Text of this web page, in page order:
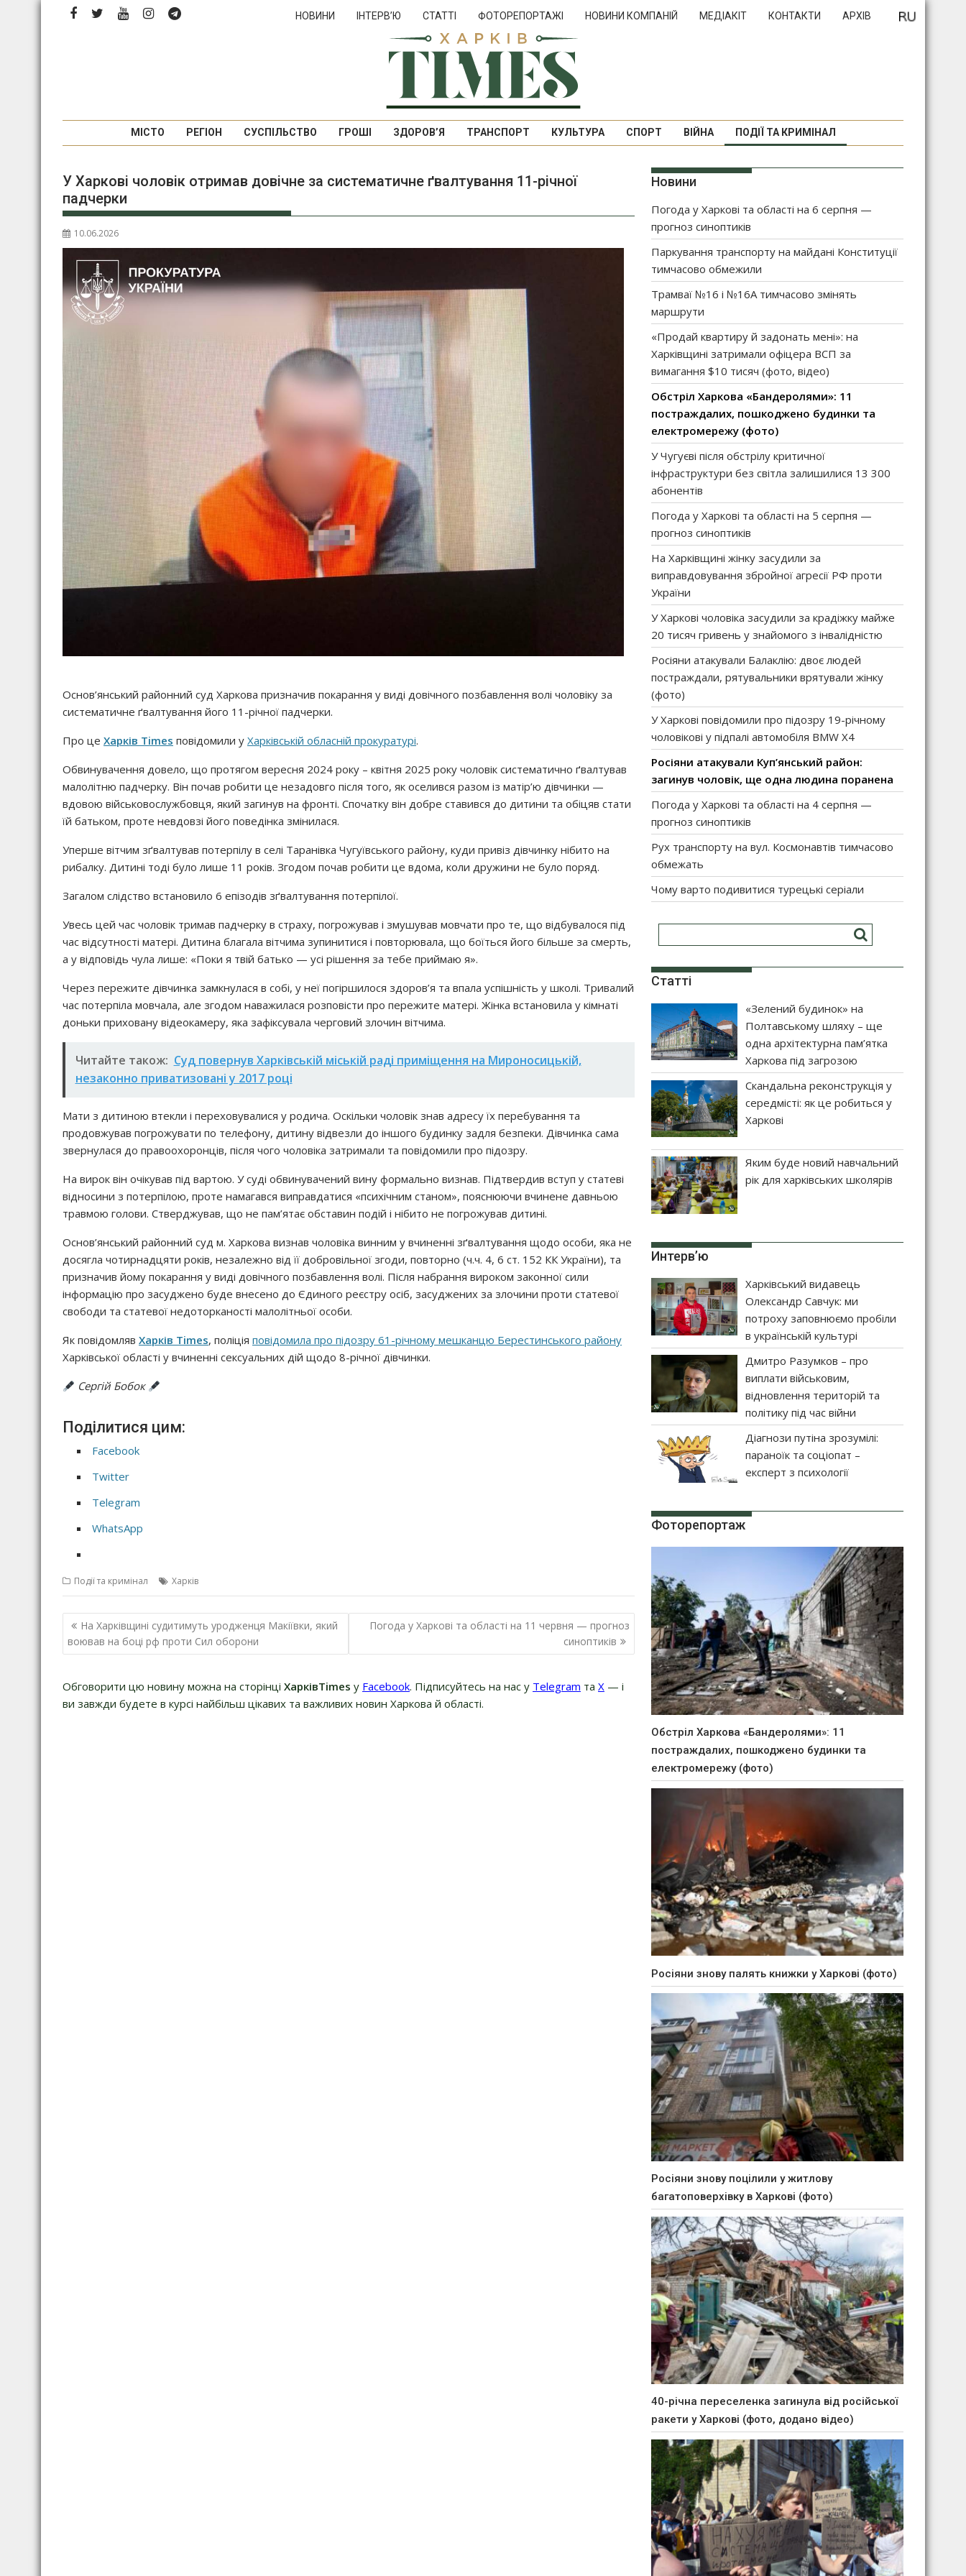
НОВИНИ ІНТЕРВ’Ю СТАТТІ ФОТОРЕПОРТАЖІ НОВИНИ КОМПАНІЙ МЕДІАКІТ КОНТАКТИ АРХІВ
МІСТО РЕГІОН СУСПІЛЬСТВО ГРОШІ ЗДОРОВ’Я ТРАНСПОРТ КУЛЬТУРА СПОРТ ВІЙНА ПОДІЇ ТА КРИМІНАЛ
У Харкові чоловік отримав довічне за систематичне ґвалтування 11-річної
падчерки
10.06.2026
Основ’янський районний суд Харкова призначив покарання у виді довічного позбавлення волі чоловіку за
систематичне ґвалтування його 11-річної падчерки.
Про це Харків Times повідомили у Харківській обласній прокуратурі.
Обвинувачення довело, що протягом вересня 2024 року – квітня 2025 року чоловік систематично ґвалтував
малолітню падчерку. Він почав робити це незадовго після того, як оселився разом із матір’ю дівчинки —
вдовою військовослужбовця, який загинув на фронті. Спочатку він добре ставився до дитини та обіцяв стати
їй батьком, проте невдовзі його поведінка змінилася.
Уперше вітчим зґвалтував потерпілу в селі Таранівка Чугуївського району, куди привіз дівчинку нібито на
рибалку. Дитині тоді було лише 11 років. Згодом почав робити це вдома, коли дружини не було поряд.
Загалом слідство встановило 6 епізодів зґвалтування потерпілої.
Увесь цей час чоловік тримав падчерку в страху, погрожував і змушував мовчати про те, що відбувалося під
час відсутності матері. Дитина благала вітчима зупинитися і повторювала, що боїться його більше за смерть,
а у відповідь чула лише: «Поки я твій батько — усі рішення за тебе приймаю я».
Через пережите дівчинка замкнулася в собі, у неї погіршилося здоров’я та впала успішність у школі. Тривалий
час потерпіла мовчала, але згодом наважилася розповісти про пережите матері. Жінка встановила у кімнаті
доньки приховану відеокамеру, яка зафіксувала черговий злочин вітчима.
Читайте також: Суд повернув Харківській міській раді приміщення на Мироносицькій,
незаконно приватизовані у 2017 році
Мати з дитиною втекли і переховувалися у родича. Оскільки чоловік знав адресу їх перебування та
продовжував погрожувати по телефону, дитину відвезли до іншого будинку задля безпеки. Дівчинка сама
звернулася до правоохоронців, після чого чоловіка затримали та повідомили про підозру.
На вирок він очікував під вартою. У суді обвинувачений вину формально визнав. Підтвердив вступ у статеві
відносини з потерпілою, проте намагався виправдатися «психічним станом», пояснюючи вчинене давньою
травмою голови. Стверджував, що не пам’ятає обставин подій і нібито не погрожував дитині.
Основ’янський районний суд м. Харкова визнав чоловіка винним у вчиненні зґвалтування щодо особи, яка не
досягла чотирнадцяти років, незалежно від її добровільної згоди, повторно (ч.ч. 4, 6 ст. 152 КК України), та
призначив йому покарання у виді довічного позбавлення волі. Після набрання вироком законної сили
інформацію про засуджено буде внесено до Єдиного реєстру осіб, засуджених за злочини проти статевої
свободи та статевої недоторканості малолітньої особи.
Як повідомляв Харків Times, поліція повідомила про підозру 61-річному мешканцю Берестинського району
Харківської області у вчиненні сексуальних дій щодо 8-річної дівчинки.
Сергій Бобок
Поділитися цим:
Facebook
Twitter
Telegram
WhatsApp
Події та кримінал Харків
Н
а
і
г
На Харківщині судитимуть уродженця Макіївки, який
воював на боці рф проти Сил оборони
Погода у Харкові та області на 11 червня — прогноз
синоптиків
Обговорити цю новину можна на сторінці ХарківTimes у Facebook. Підписуйтесь на нас у Telegram та Х — і
ви завжди будете в курсі найбільш цікавих та важливих новин Харкова й області.
Новини
Погода у Харкові та області на 6 серпня —
прогноз синоптиків
Паркування транспорту на майдані Конституції
тимчасово обмежили
Трамваї №16 і №16А тимчасово змінять
маршрути
«Продай квартиру й задонать мені»: на
Харківщині затримали офіцера ВСП за
вимагання $10 тисяч (фото, відео)
Обстріл Харкова «Бандеролями»: 11
постраждалих, пошкоджено будинки та
електромережу (фото)
У Чугуєві після обстрілу критичної
інфраструктури без світла залишилися 13 300
абонентів
Погода у Харкові та області на 5 серпня —
прогноз синоптиків
На Харківщині жінку засудили за
виправдовування збройної агресії РФ проти
України
У Харкові чоловіка засудили за крадіжку майже
20 тисяч гривень у знайомого з інвалідністю
Росіяни атакували Балаклію: двоє людей
постраждали, рятувальники врятували жінку
(фото)
У Харкові повідомили про підозру 19-річному
чоловікові у підпалі автомобіля BMW X4
Росіяни атакували Куп’янський район:
загинув чоловік, ще одна людина поранена
Погода у Харкові та області на 4 серпня —
прогноз синоптиків
Рух транспорту на вул. Космонавтів тимчасово
обмежать
Чому варто подивитися турецькі серіали
Статті
«Зелений будинок» на
Полтавському шляху – ще
одна архітектурна пам’ятка
Харкова під загрозою
Скандальна реконструкція у
середмісті: як це робиться у
Харкові
Яким буде новий навчальний
рік для харківських школярів
Интерв’ю
Харківський видавець
Олександр Савчук: ми
потроху заповнюємо пробіли
в українській культурі
Дмитро Разумков – про
виплати військовим,
відновлення територій та
політику під час війни
Діагнози путіна зрозумілі:
параноїк та соціопат –
експерт з психології
Фоторепортаж
Обстріл Харкова «Бандеролями»: 11
постраждалих, пошкоджено будинки та
електромережу (фото)
Росіяни знову палять книжки у Харкові (фото)
Росіяни знову поцілили у житлову
багатоповерхівку в Харкові (фото)
40-річна переселенка загинула від російської
ракети у Харкові (фото, додано відео)